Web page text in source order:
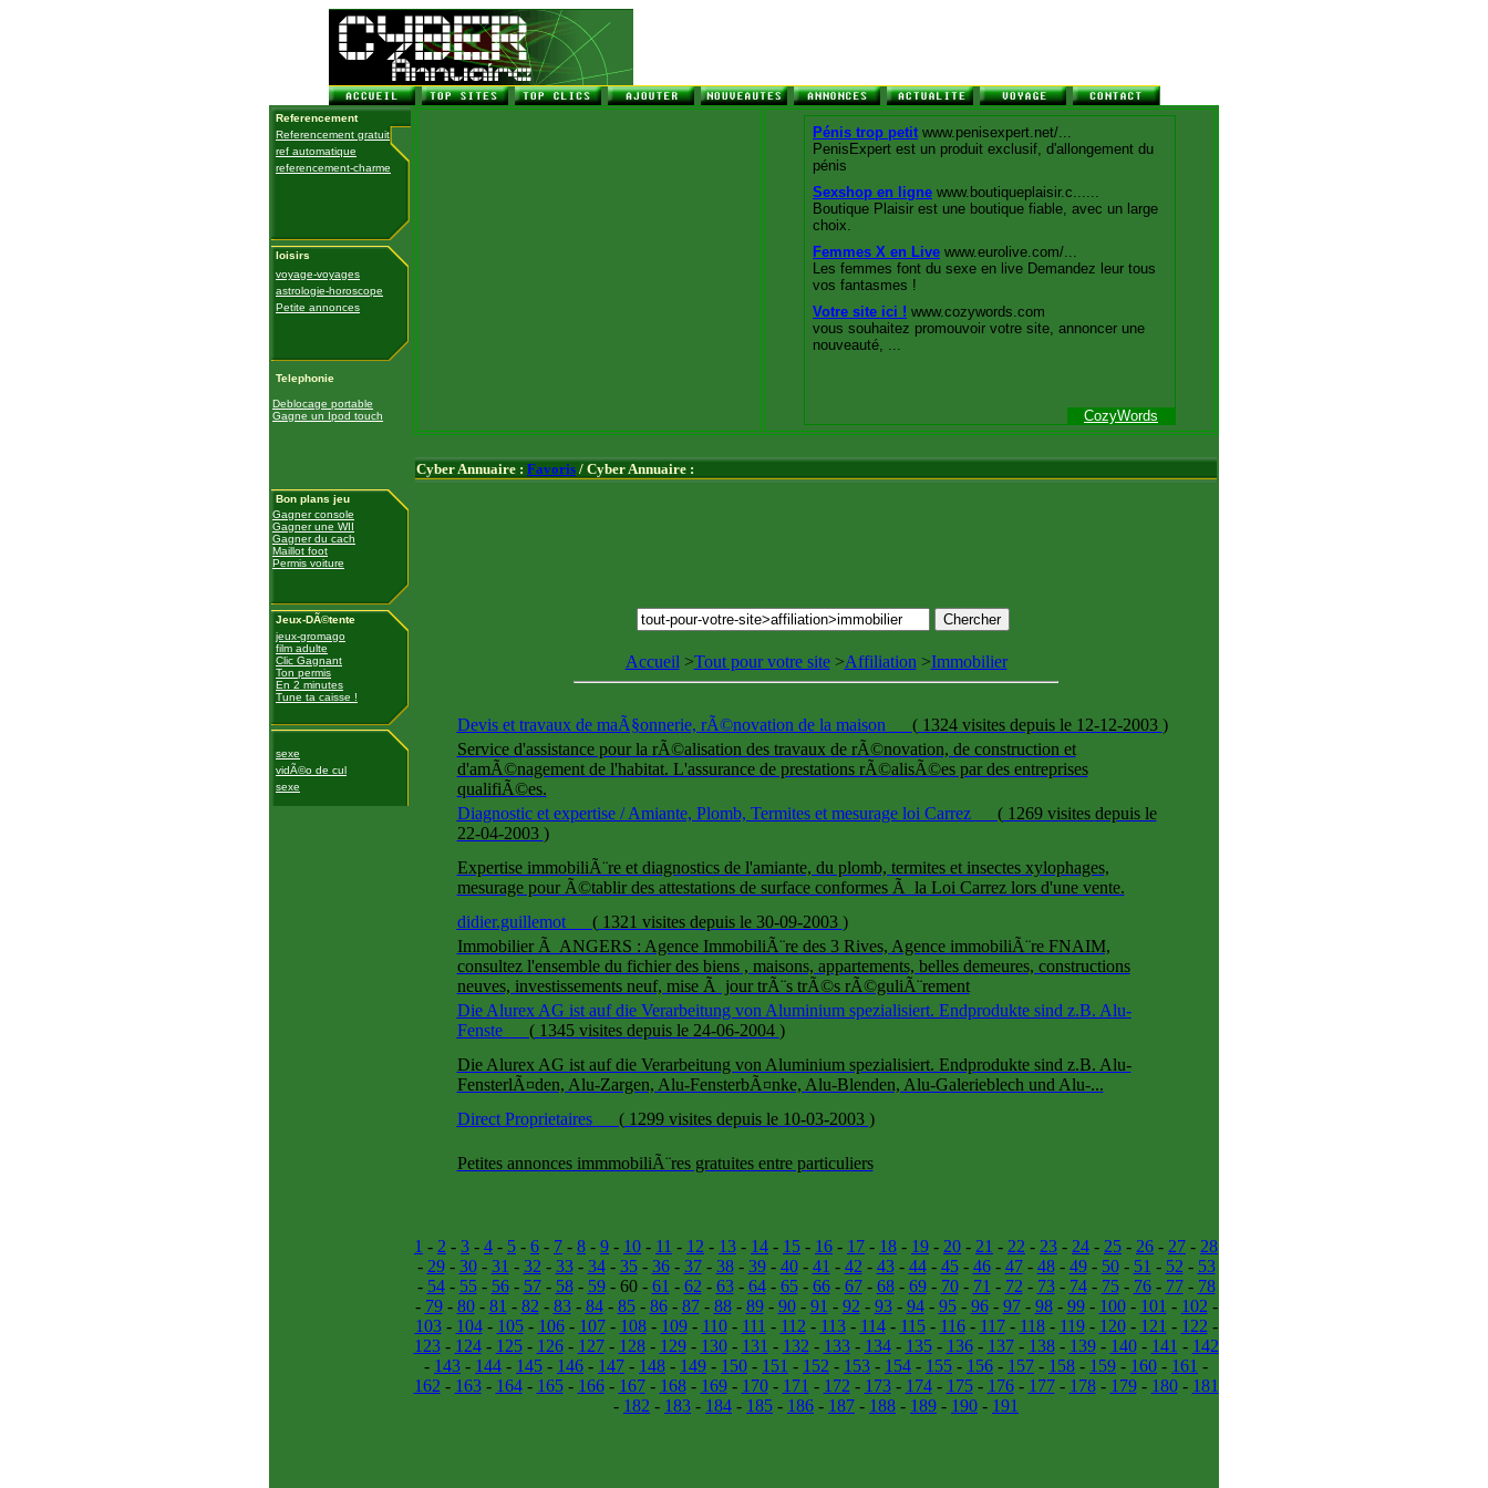
Referencement
Referencement gratuit
ref automatique
referencement-charme
loisirs
voyage-voyages
astrologie-horoscope
Petite annonces
Telephonie
Deblocage portable
Gagne un Ipod touch
Bon plans jeu
Gagner console
Gagner une WII
Gagner du cach
Maillot foot
Permis voiture
Jeux-DÃ©tente
jeux-gromago
film adulte
Clic Gagnant
Ton permis
En 2 minutes
Tune ta caisse !
sexe
vidÃ©o de cul
sexe
Cyber Annuaire : Favoris / Cyber Annuaire :
Accueil >Tout pour votre site>Affiliation >Immobilier
Devis et travaux de maÃ§onnerie, rÃ©novation de la maison (1324 visites depuis le 12-12-2003 )
Service d'assistance pour la rÃ©alisation des travaux de rÃ©novation, de construction et
d'amÃ©nagement de l'habitat. L'assurance de prestations rÃ©alisÃ©es par des entreprises
qualifiÃ©es.
Diagnostic et expertise / Amiante, Plomb, Termites et mesurage loi Carrez
(1269 visites depuis le
22-04-2003 )
Expertise immobiliÃ¨re et diagnostics de l'amiante, du plomb, termites et insectes xylophages,
mesurage pour Ã©tablir des attestations de surface conformes Ã la Loi Carrez lors d'une vente.
didier.guillemot
(1321 visites depuis le 30-09-2003 )
Immobilier Ã ANGERS : Agence ImmobiliÃ¨re des 3 Rives, Agence immobiliÃ¨re FNAIM,
consultez l'ensemble du fichier des biens , maisons, appartements, belles demeures, constructions
neuves, investissements neuf, mise Ã jour trÃ¨s trÃ©s rÃ©guliÃ¨rement
Die Alurex AG ist auf die Verarbeitung von Aluminium spezialisiert. Endprodukte sind z.B. Alu-
Fenste
(1345 visites depuis le 24-06-2004 )
Die Alurex AG ist auf die Verarbeitung von Aluminium spezialisiert. Endprodukte sind z.B. Alu-
FensterlÃ¤den, Alu-Zargen, Alu-FensterbÃ¤nke, Alu-Blenden, Alu-Galerieblech und Alu-...
Direct Proprietaires
(1299 visites depuis le 10-03-2003 )
Petites annonces immmobiliÃ¨res gratuites entre particuliers
1 - 2 - 3 - 4 - 5 - 6 - 7 - 8 - 9 - 10 - 11 - 12 - 13 - 14 - 15 - 16 - 17 - 18 - 19 - 20 - 21 - 22 - 23 - 24 - 25 - 26 - 27 - 28
- 29- 30- 31 - 32 - 33- 34- 35- 36- 37- 38- 39- 40- 41 - 42 - 43- 44- 45- 46- 47- 48- 49- 50- 51 - 52 - 53
- 54- 55- 56- 57- 58- 59- 60 - 61 - 62 - 63- 64- 65- 66- 67- 68- 69- 70- 71 - 72 - 73- 74- 75- 76- 77- 78
- 79- 80- 81 - 82 - 83- 84- 85- 86- 87- 88- 89- 90- 91 - 92 - 93- 94- 95- 96- 97- 98- 99- 100- 101 - 102 -
103- 104- 105- 106- 107- 108- 109- 110- 111 - 112 - 113- 114- 115- 116- 117- 118- 119- 120- 121 - 122 -
123- 124- 125- 126- 127- 128- 129- 130- 131 - 132 - 133- 134- 135- 136- 137- 138- 139- 140- 141 - 142
- 143 - 144 - 145 - 146 - 147 - 148 - 149 - 150 - 151 - 152 - 153 - 154 - 155 - 156 - 157 - 158 - 159 - 160 - 161 -
162 - 163- 164- 165- 166- 167- 168- 169- 170- 171 - 172 - 173- 174- 175- 176- 177- 178- 179- 180- 181
- 182 - 183 - 184 - 185 - 186 - 187 - 188 - 189 - 190 - 191